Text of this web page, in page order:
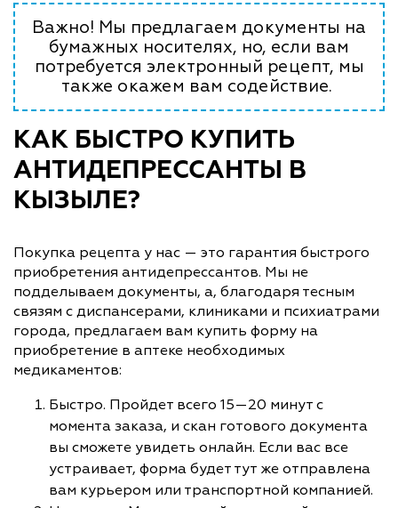
Важно! Мы предлагаем документы на
бумажных носителях, но, если вам
потребуется электронный рецепт, мы
также окажем вам содействие.
КАК БЫСТРО КУПИТЬ
АНТИДЕПРЕССАНТЫ В
КЫЗЫЛЕ?
Покупка рецепта у нас — это гарантия быстрого
приобретения антидепрессантов. Мы не
подделываем документы, а, благодаря тесным
связям с диспансерами, клиниками и психиатрами
города, предлагаем вам купить форму на
приобретение в аптеке необходимых
медикаментов:
Быстро. Пройдет всего 15—20 минут с
момента заказа, и скан готового документа
вы сможете увидеть онлайн. Если вас все
устраивает, форма будет тут же отправлена
вам курьером или транспортной компанией.